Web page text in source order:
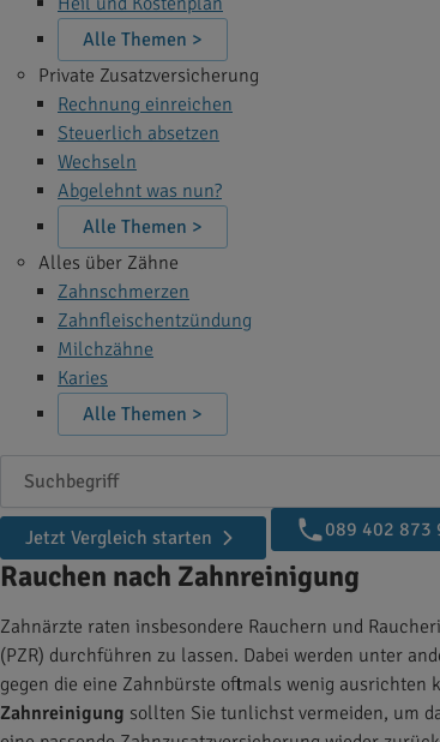
Alle Themen >
Private Zusatzversicherung
Rechnung einreichen
Steuerlich absetzen
Wechseln
Abgelehnt was nun?
Alle Themen >
Alles über Zähne
Zahnschmerzen
Zahnfleischentzündung
Milchzähne
Karies
Alle Themen >
Suchbegriff
Jetzt Vergleich starten
089 402 873
Rauchen nach Zahnreinigung
Zahnärzte raten insbesondere Rauchern und
(PZR) durchführen zu lassen. Dabei werden unter
gegen die eine Zahnbürste oftmals wenig ausrichten
Zahnreinigung sollten Sie tunlichst vermeiden, um